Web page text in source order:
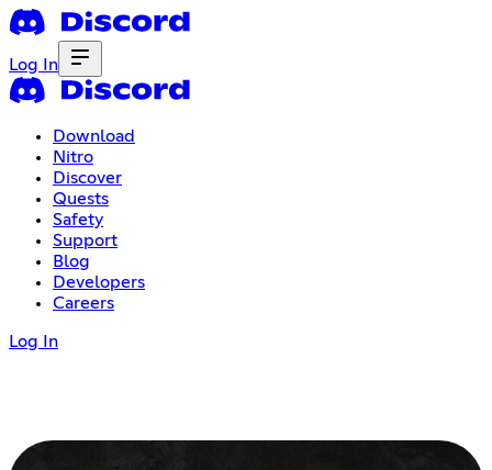
Log In
Download
Nitro
Discover
Quests
Safety
Support
Blog
Developers
Careers
Log In